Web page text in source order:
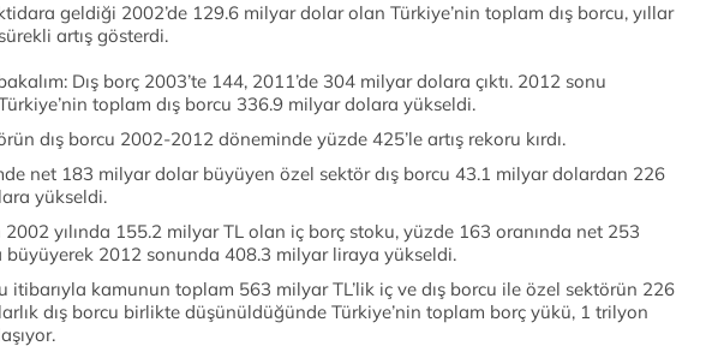
geldiği 2002’de 129.6 milyar dolar olan Türkiye’nin toplam dış borcu, yıllar
artış gösterdi.
Dış borç 2003’te 144, 2011’de 304 milyar dolara çıktı. 2012 sonu
toplam dış borcu 336.9 milyar dolara yükseldi.
dış borcu 2002-2012 döneminde yüzde 425’le artış rekoru kırdı.
net 183 milyar dolar büyüyen özel sektör dış borcu 43.1 milyar dolardan 226
yükseldi.
yılında 155.2 milyar TL olan iç borç stoku, yüzde 163 oranında net 253
büyüyerek 2012 sonunda 408.3 milyar liraya yükseldi.
itibarıyla kamunun toplam 563 milyar TL’lik iç ve dış borcu ile özel sektörün 226
dış borcu birlikte düşünüldüğünde Türkiye’nin toplam borç yükü, 1 trilyon